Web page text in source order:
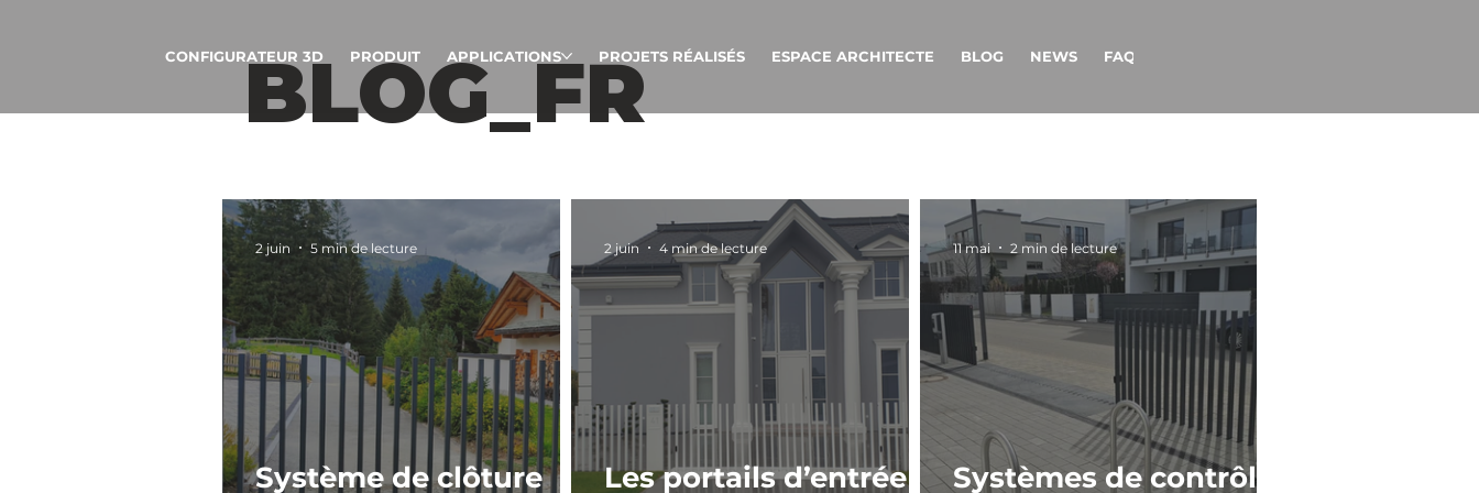
CONFIGURATEUR 3D PRODUIT APPLICATIONS PROJETS RÉALISÉS ESPACE ARCHITECTE BLOG NEWS FAQ
BLOG_FR
Système de clôture
2 juin 5 min de lecture
Les portails d’entrée
2 juin 4 min de lecture
Systèmes de contrôle
11 mai 2 min de lecture